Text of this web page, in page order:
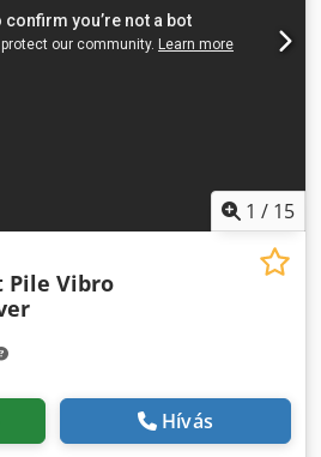
1 / 15
Pile Vibro
Hívás